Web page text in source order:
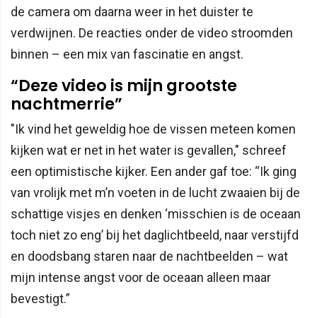
de camera om daarna weer in het duister te
verdwijnen. De reacties onder de video stroomden
binnen – een mix van fascinatie en angst.
“Deze video is mijn grootste
nachtmerrie”
"Ik vind het geweldig hoe de vissen meteen komen
kijken wat er net in het water is gevallen," schreef
een optimistische kijker. Een ander gaf toe: “Ik ging
van vrolijk met m’n voeten in de lucht zwaaien bij de
schattige visjes en denken ‘misschien is de oceaan
toch niet zo eng’ bij het daglichtbeeld, naar verstijfd
en doodsbang staren naar de nachtbeelden – wat
mijn intense angst voor de oceaan alleen maar
bevestigt.”